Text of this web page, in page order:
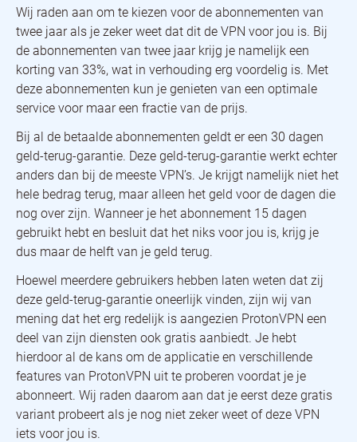
Wij raden aan om te kiezen voor de abonnementen van
twee jaar als je zeker weet dat dit de VPN voor jou is. Bij
de abonnementen van twee jaar krijg je namelijk een
korting van 33%, wat in verhouding erg voordelig is. Met
deze abonnementen kun je genieten van een optimale
service voor maar een fractie van de prijs.
Bij al de betaalde abonnementen geldt er een 30 dagen
geld-terug-garantie. Deze geld-terug-garantie werkt echter
anders dan bij de meeste VPN’s. Je krijgt namelijk niet het
hele bedrag terug, maar alleen het geld voor de dagen die
nog over zijn. Wanneer je het abonnement 15 dagen
gebruikt hebt en besluit dat het niks voor jou is, krijg je
dus maar de helft van je geld terug.
Hoewel meerdere gebruikers hebben laten weten dat zij
deze geld-terug-garantie oneerlijk vinden, zijn wij van
mening dat het erg redelijk is aangezien ProtonVPN een
deel van zijn diensten ook gratis aanbiedt. Je hebt
hierdoor al de kans om de applicatie en verschillende
features van ProtonVPN uit te proberen voordat je je
abonneert. Wij raden daarom aan dat je eerst deze gratis
variant probeert als je nog niet zeker weet of deze VPN
iets voor jou is.